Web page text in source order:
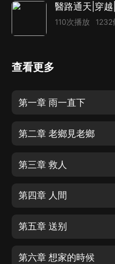
醫路通天|穿
110次播放 1232
查看更多
第一章 雨一直下
第二章 老鄉見老鄉
第三章 救人
第四章 人間
第五章 送别
第六章 想家的時候